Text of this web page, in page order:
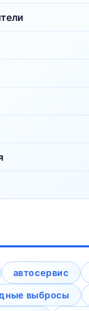
автосервис
выбросы